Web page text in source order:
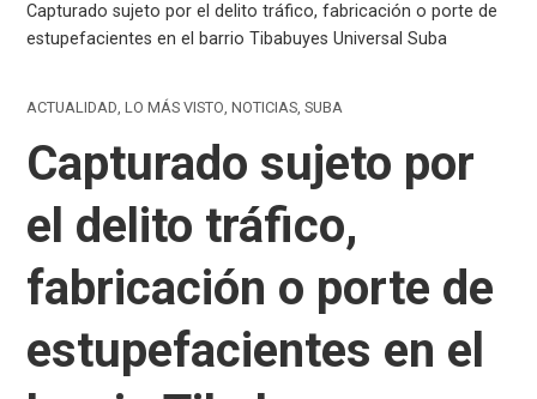
Capturado sujeto por el delito tráfico, fabricación o porte de
estupefacientes en el barrio Tibabuyes Universal Suba
ACTUALIDAD,LO MÁS VISTO,NOTICIAS,SUBA
Capturado sujeto por
el delito tráfico,
fabricación o porte de
estupefacientes en el